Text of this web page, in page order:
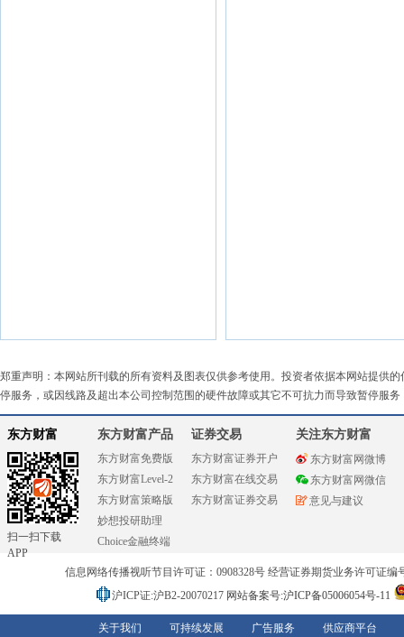
郑重声明：本网站所刊载的所有资料及图表仅供参考使用。投资者依据本网站提供
停服务，或因线路及超出本公司控制范围的硬件故障或其它不可抗力而导致暂停服
东方财富
扫一扫下载
APP
东方财富产品
东方财富免费版
东方财富Level-2
东方财富策略版
妙想投研助理
Choice金融终端
证券交易
东方财富证券开户
东方财富在线交易
东方财富证券交易
关注东方财富
东方财富网微博
东方财富网微信
意见与建议
信息网络传播视听节目许可证：0908328号 经营证券期货业务许可证编
沪ICP证:沪B2-20070217 网站备案号:沪ICP备05006054号-11
关于我们 可持续发展 广告服务 供应商平台